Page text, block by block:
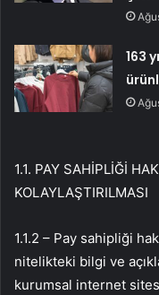
163
1.1. PAY SAHİPLİĞİ
KOLAYLAŞTIRILMASI
1.1.2 – Pay sahipliği
nitelikteki bilgi ve
kurumsal internet